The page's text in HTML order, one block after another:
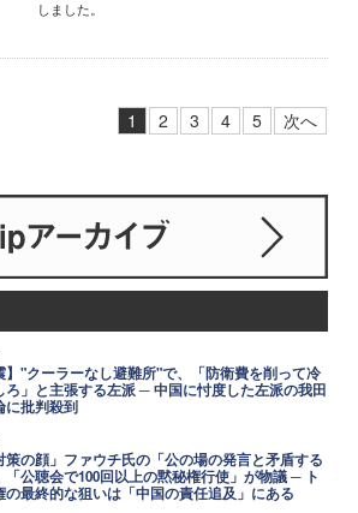
しました。
1 2 3 4 5 次へ
】"クーラーなし避難所"で、「防衛費を削って冷
ろ」と主張する左派 ─ 中国に忖度した左派の我田
に批判殺到
策の顔」ファウチ氏の「公の場の発言と矛盾する
「公聴会で100回以上の黙秘権行使」が物議 ─ ト
の最終的な狙いは「中国の責任追及」にある